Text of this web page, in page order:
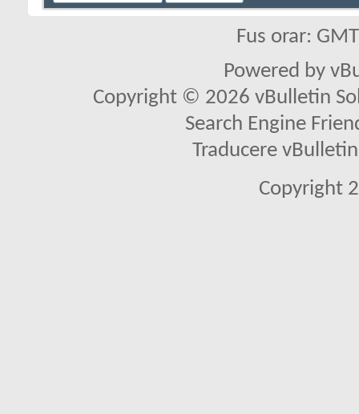
Fus orar:
Powered by
Copyright © 2026 vBulletin
Search Engine
Traducere
Copyright